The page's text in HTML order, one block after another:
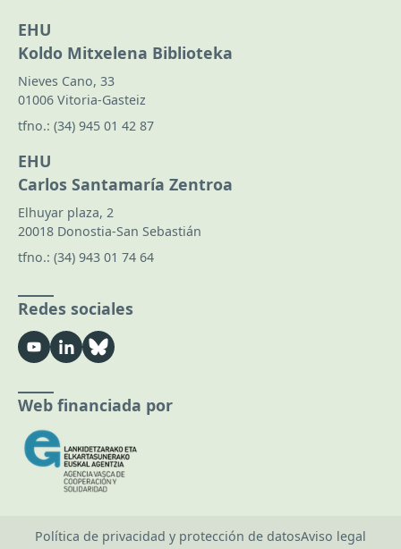
EHU
Koldo Mitxelena Biblioteka
Nieves Cano, 33
01006 Vitoria-Gasteiz
tfno.: (34) 945 01 42 87
EHU
Carlos Santamaría Zentroa
Elhuyar plaza, 2
20018 Donostia-San Sebastián
tfno.: (34) 943 01 74 64
Redes sociales
Web financiada por
Política de privacidad y protección de datosAviso legal